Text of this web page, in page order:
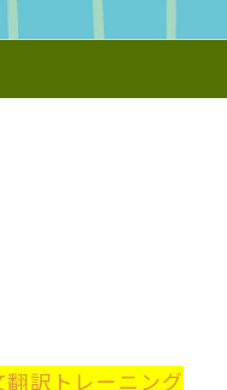
訳トレーニング